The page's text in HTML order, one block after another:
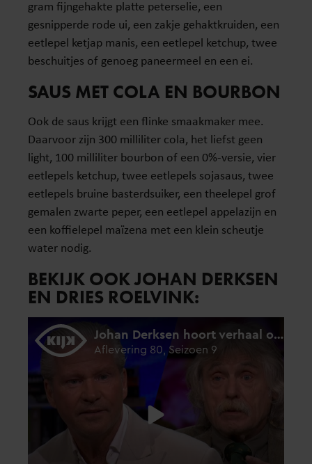
gram fijngehakte platte peterselie, een
gesnipperde rode ui, een zakje gehaktkruiden, een
eetlepel ketjap manis, een eetlepel ketchup, twee
beschuitjes of genoeg paneermeel en een ei.
SAUS MET COLA EN BOURBON
Ook de saus krijgt een flinke smaakmaker mee.
Daarvoor zijn 300 milliliter cola, het liefst geen
light, 100 milliliter bourbon of een 0%-versie, vier
eetlepels ketchup, twee eetlepels sojasaus, twee
eetlepels bruine basterdsuiker, een theelepel grof
gemalen zwarte peper, een eetlepel appelazijn en
een koffielepel maïzena met een klein scheutje
water nodig.
BEKIJK OOK JOHAN DERKSEN
EN DRIES ROELVINK: